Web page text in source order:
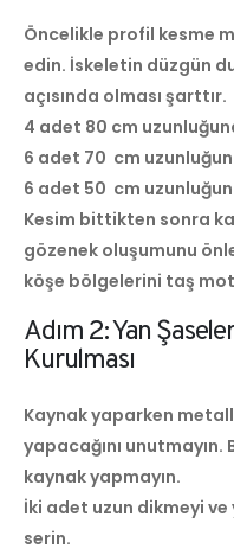
Öncelikle profil kesme
edin. İskeletin düzgün
açısında olması şarttır.
4 adet 80 cm
6 adet 70 cm
6 adet 50 cm
Kesim bittikten sonra
gözenek oluşumunu
köşe bölgelerini taş
Adım 2: Yan
Kurulması
Kaynak yaparken
yapacağını
kaynak yapmayın.
İki adet uzun dikmeyi
serin.